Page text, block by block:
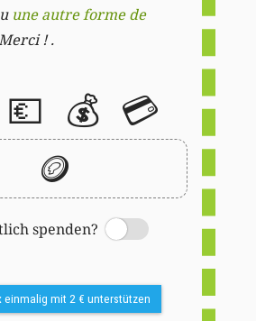
une autre forme de
! .
💶 💰 💳
🪙
spenden?
Switch
einmalig mit 2 € unterstützen